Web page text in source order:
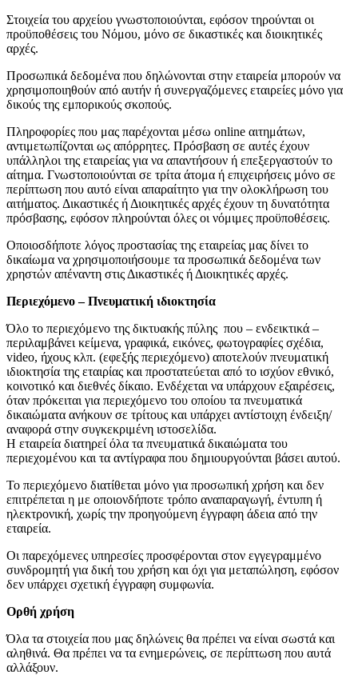
Στοιχεία του αρχείου γνωστοποιούνται, εφόσον τηρούνται οι
προϋποθέσεις του Νόμου, μόνο σε δικαστικές και διοικητικές
αρχές.
Προσωπικά δεδομένα που δηλώνονται στην εταιρεία μπορούν να
χρησιμοποιηθούν από αυτήν ή συνεργαζόμενες εταιρείες μόνο για
δικούς της εμπορικούς σκοπούς.
Πληροφορίες που μας παρέχονται μέσω online αιτημάτων,
αντιμετωπίζονται ως απόρρητες. Πρόσβαση σε αυτές έχουν
υπάλληλοι της εταιρείας για να απαντήσουν ή επεξεργαστούν το
αίτημα. Γνωστοποιούνται σε τρίτα άτομα ή επιχειρήσεις μόνο σε
περίπτωση που αυτό είναι απαραίτητο για την ολοκλήρωση του
αιτήματος. Δικαστικές ή Διοικητικές αρχές έχουν τη δυνατότητα
πρόσβασης, εφόσον πληρούνται όλες οι νόμιμες προϋποθέσεις.
Οποιοσδήποτε λόγος προστασίας της εταιρείας μας δίνει το
δικαίωμα να χρησιμοποιήσουμε τα προσωπικά δεδομένα των
χρηστών απέναντη στις Δικαστικές ή Διοικητικές αρχές.
Περιεχόμενο – Πνευματική ιδιοκτησία
Όλο το περιεχόμενο της δικτυακής πύλης που – ενδεικτικά –
περιλαμβάνει κείμενα, γραφικά, εικόνες, φωτογραφίες σχέδια,
video, ήχους κλπ. (εφεξής περιεχόμενο) αποτελούν πνευματική
ιδιοκτησία της εταιρίας και προστατεύεται από το ισχύον εθνικό,
κοινοτικό και διεθνές δίκαιο. Ενδέχεται να υπάρχουν εξαιρέσεις,
όταν πρόκειται για περιεχόμενο του οποίου τα πνευματικά
δικαιώματα ανήκουν σε τρίτους και υπάρχει αντίστοιχη ένδειξη/
αναφορά στην συγκεκριμένη ιστοσελίδα.
Η εταιρεία διατηρεί όλα τα πνευματικά δικαιώματα του
περιεχομένου και τα αντίγραφα που δημιουργούνται βάσει αυτού.
Το περιεχόμενο διατίθεται μόνο για προσωπική χρήση και δεν
επιτρέπεται η με οποιονδήποτε τρόπο αναπαραγωγή, έντυπη ή
ηλεκτρονική, χωρίς την προηγούμενη έγγραφη άδεια από την
εταιρεία.
Οι παρεχόμενες υπηρεσίες προσφέρονται στον εγγεγραμμένο
συνδρομητή για δική του χρήση και όχι για μεταπώληση, εφόσον
δεν υπάρχει σχετική έγγραφη συμφωνία.
Ορθή χρήση
Όλα τα στοιχεία που μας δηλώνεις θα πρέπει να είναι σωστά και
αληθινά. Θα πρέπει να τα ενημερώνεις, σε περίπτωση που αυτά
αλλάξουν.